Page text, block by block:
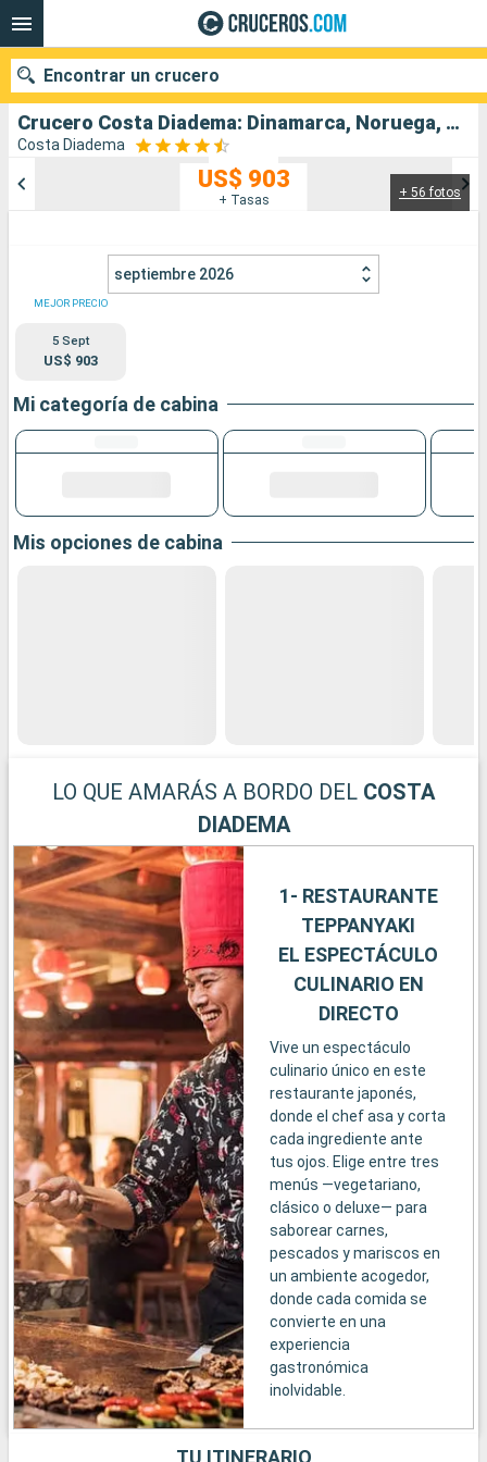
Crucero Costa Diadema: Dinamarca, Noruega, Alemania salida desde Copenhague
Costa Diadema
+ 56 fotos
US$ 903
+ Tasas
septiembre 2026
MEJOR PRECIO
5 Sept
US$ 903
Mi categoría de cabina
Mis opciones de cabina
LO QUE AMARÁS A BORDO DEL COSTA
DIADEMA
1- RESTAURANTE
TEPPANYAKI
EL ESPECTÁCULO
CULINARIO EN
DIRECTO
Vive un espectáculo
culinario único en este
restaurante japonés,
donde el chef asa y corta
cada ingrediente ante
tus ojos. Elige entre tres
menús —vegetariano,
clásico o deluxe— para
saborear carnes,
pescados y mariscos en
un ambiente acogedor,
donde cada comida se
convierte en una
experiencia
gastronómica
inolvidable.
Encontrar un crucero
Puertos Compañías